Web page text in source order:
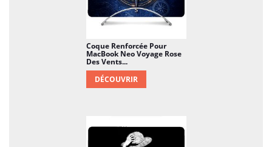
Coque Renforcée Pour
MacBook Neo Voyage Rose
Des Vents...
DÉCOUVRIR